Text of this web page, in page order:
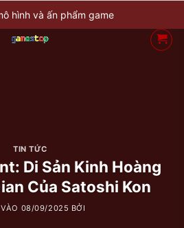
hình và ấn phẩm game
TIN TỨC
Di Sản Kinh Hoàng
Của Satoshi Kon
08/09/2025 BỞI